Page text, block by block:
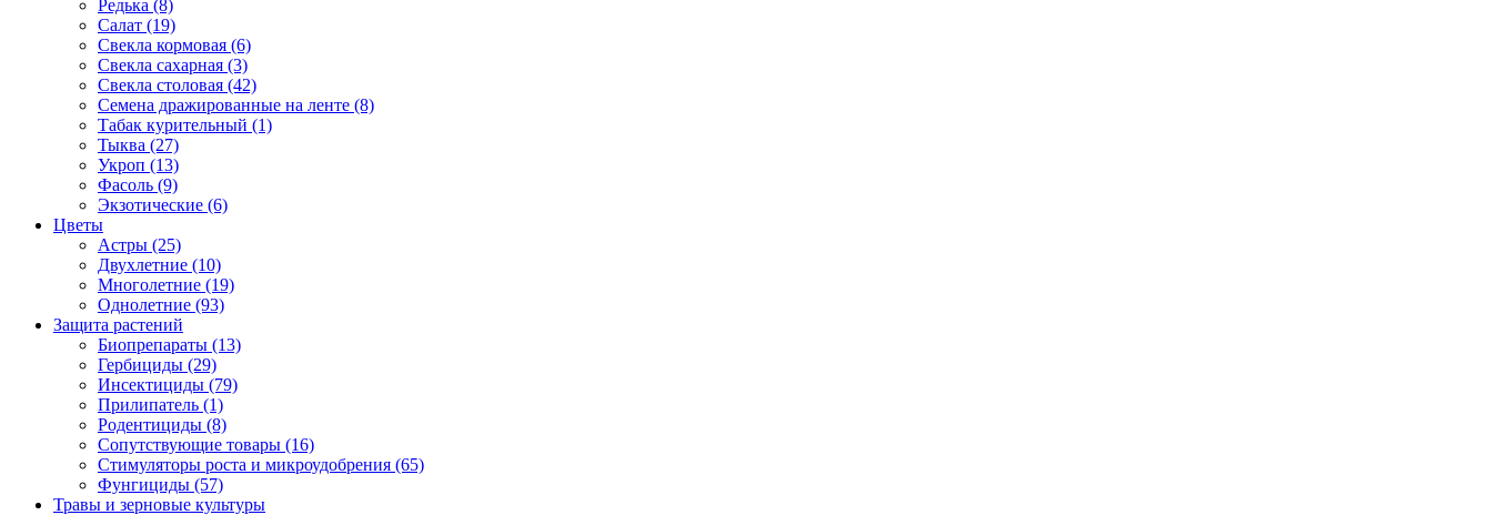
Редька (8)
Салат (19)
Свекла кормовая (6)
Свекла сахарная (3)
Свекла столовая (42)
Семена дражированные на ленте (8)
Табак курительный (1)
Тыква (27)
Укроп (13)
Фасоль (9)
Экзотические (6)
Цветы
Астры (25)
Двухлетние (10)
Многолетние (19)
Однолетние (93)
Защита растений
Биопрепараты (13)
Гербициды (29)
Инсектициды (79)
Прилипатель (1)
Родентициды (8)
Сопутствующие товары (16)
Стимуляторы роста и микроудобрения (65)
Фунгициды (57)
Травы и зерновые культуры